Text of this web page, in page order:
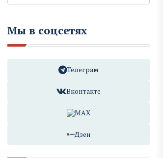
Мы в соцсетях
Телеграм
Вконтакте
MAX
Дзен